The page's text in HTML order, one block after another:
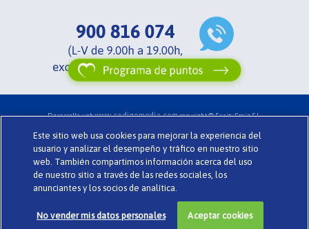
Desarrollo webwww.codigomedia.comcopyright © Essity Spain S.L.
Política de Privacidad . Preguntas Frecuentes . TENA.es
Este sitio web usa cookies para mejorar la experiencia del
usuario y analizar el desempeño y tráfico en nuestro sitio
web. También compartimos información acerca del uso
de nuestro sitio a través de las redes sociales, los
anunciantes y los socios de analítica.
No vender mis datos personales Aceptar cookies